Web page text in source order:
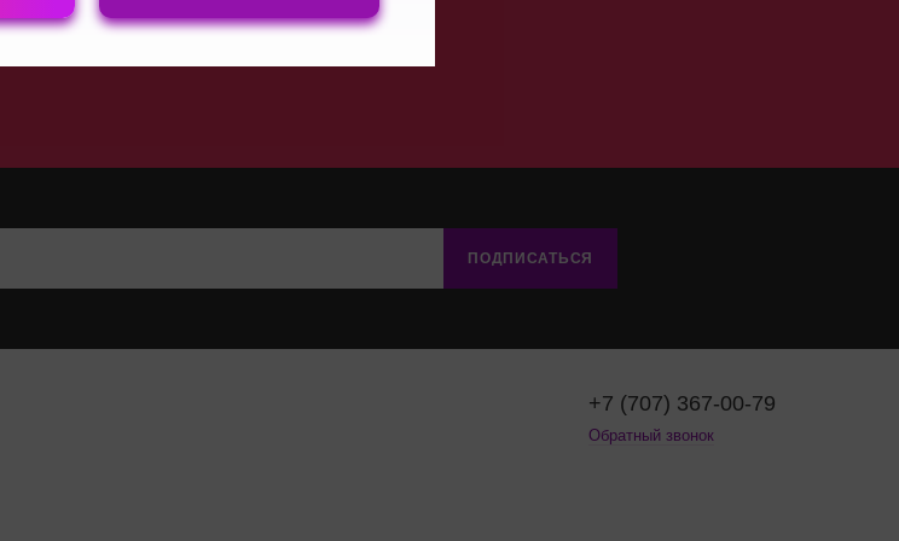
ПОДПИСАТЬСЯ
+7 (707) 367-00-79
Обратный звонок